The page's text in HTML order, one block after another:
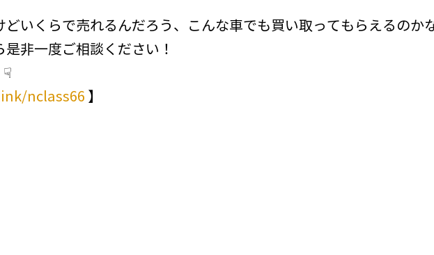
どいくらで売れるんだろう、こんな車でも買い取ってもらえるのか
非一度ご相談ください！
nclass66 】